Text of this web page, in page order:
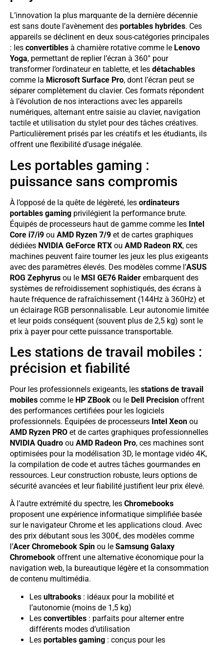
L’innovation la plus marquante de la dernière décennie
est sans doute l’avènement des portables hybrides. Ces
appareils se déclinent en deux sous-catégories principales
: les convertibles à charnière rotative comme le Lenovo
Yoga, permettant de replier l’écran à 360° pour
transformer l’ordinateur en tablette, et les détachables
comme la Microsoft Surface Pro, dont l’écran peut se
séparer complètement du clavier. Ces formats répondent
à l’évolution de nos interactions avec les appareils
numériques, alternant entre saisie au clavier, navigation
tactile et utilisation du stylet pour des tâches créatives.
Particulièrement prisés par les créatifs et les étudiants, ils
offrent une flexibilité d’usage inégalée.
Les portables gaming :
puissance sans compromis
À l’opposé de la quête de légèreté, les ordinateurs
portables gaming privilégient la performance brute.
Équipés de processeurs haut de gamme comme les Intel
Core i7/i9 ou AMD Ryzen 7/9 et de cartes graphiques
dédiées NVIDIA GeForce RTX ou AMD Radeon RX, ces
machines peuvent faire tourner les jeux les plus exigeants
avec des paramètres élevés. Des modèles comme l’ASUS
ROG Zephyrus ou le MSI GE76 Raider embarquent des
systèmes de refroidissement sophistiqués, des écrans à
haute fréquence de rafraîchissement (144Hz à 360Hz) et
un éclairage RGB personnalisable. Leur autonomie limitée
et leur poids conséquent (souvent plus de 2,5 kg) sont le
prix à payer pour cette puissance transportable.
Les stations de travail mobiles :
précision et fiabilité
Pour les professionnels exigeants, les stations de travail
mobiles comme le HP ZBook ou le Dell Precision offrent
des performances certifiées pour les logiciels
professionnels. Équipées de processeurs Intel Xeon ou
AMD Ryzen PRO et de cartes graphiques professionnelles
NVIDIA Quadro ou AMD Radeon Pro, ces machines sont
optimisées pour la modélisation 3D, le montage vidéo 4K,
la compilation de code et autres tâches gourmandes en
ressources. Leur construction robuste, leurs options de
sécurité avancées et leur fiabilité justifient leur prix élevé.
À l’autre extrémité du spectre, les Chromebooks
proposent une expérience informatique simplifiée basée
sur le navigateur Chrome et les applications cloud. Avec
des prix débutant sous les 300€, des modèles comme
l’Acer Chromebook Spin ou le Samsung Galaxy
Chromebook offrent une alternative économique pour la
navigation web, la bureautique légère et la consommation
de contenu multimédia.
Les ultrabooks : idéaux pour la mobilité et
l’autonomie (moins de 1,5 kg)
Les convertibles : parfaits pour alterner entre
différents modes d’utilisation
Les portables gaming : conçus pour les